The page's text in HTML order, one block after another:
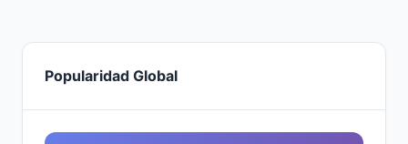
Popularidad Global